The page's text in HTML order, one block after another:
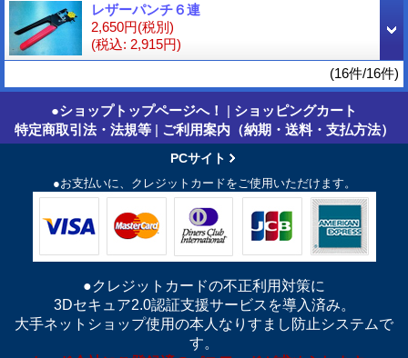
レザーパンチ６連
2,650円(税別)
(税込: 2,915円)
(16件/16件)
●ショップトップページへ！ | ショッピングカート
特定商取引法・法規等 | ご利用案内（納期・送料・支払方法）
PCサイト
●お支払いに、クレジットカードをご使用いただけます。
●クレジットカードの不正利用対策に
3Dセキュア2.0認証支援サービスを導入済み。
大手ネットショップ使用の本人なりすまし防止システムで
す。